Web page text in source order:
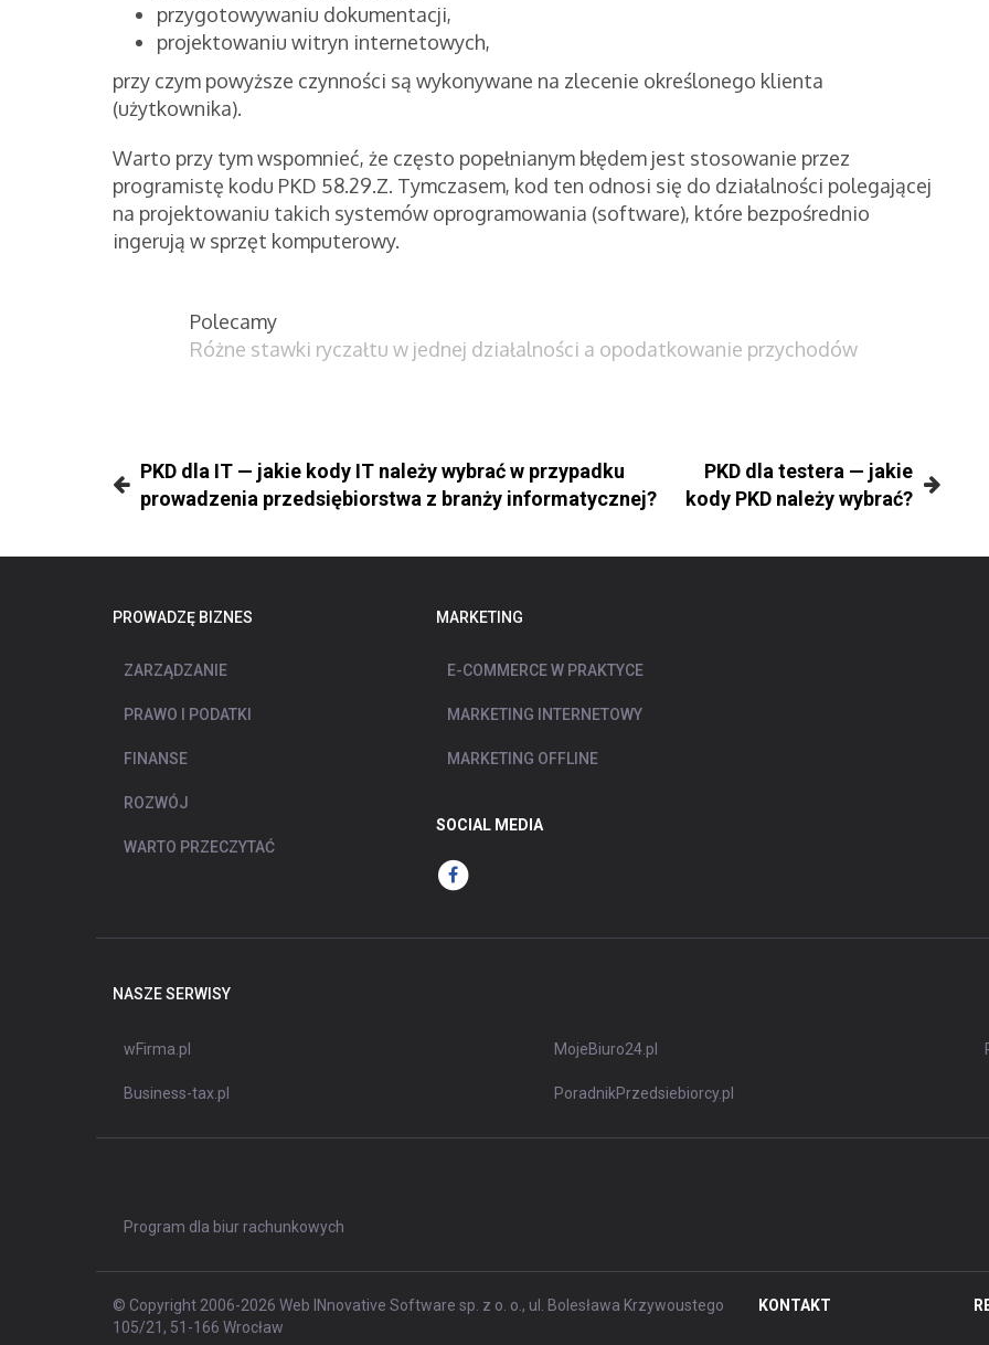
przygotowywaniu dokumentacji,
projektowaniu witryn internetowych,
przy czym powyższe czynności są wykonywane na zlecenie określonego klienta
(użytkownika).
Warto przy tym wspomnieć, że często popełnianym błędem jest stosowanie przez
programistę kodu PKD 58.29.Z. Tymczasem, kod ten odnosi się do działalności polegającej
na projektowaniu takich systemów oprogramowania (software), które bezpośrednio
ingerują w sprzęt komputerowy.
Polecamy
Różne stawki ryczałtu w jednej działalności a opodatkowanie przychodów
PKD dla IT — jakie kody IT należy wybrać w przypadku
prowadzenia przedsiębiorstwa z branży informatycznej?
PKD dla testera — jakie
kody PKD należy wybrać?
PROWADZĘ BIZNES
ZARZĄDZANIE
PRAWO I PODATKI
FINANSE
ROZWÓJ
WARTO PRZECZYTAĆ
MARKETING
E-COMMERCE W PRAKTYCE
MARKETING INTERNETOWY
MARKETING OFFLINE
SOCIAL MEDIA
NASZE SERWISY
wFirma.pl
Business-tax.pl
MojeBiuro24.pl
PoradnikPrzedsiebiorcy.pl
Program dla biur rachunkowych
© Copyright 2006-2026 Web INnovative Software sp. z o. o., ul. Bolesława Krzywoustego
105/21, 51-166 Wrocław
KONTAKT